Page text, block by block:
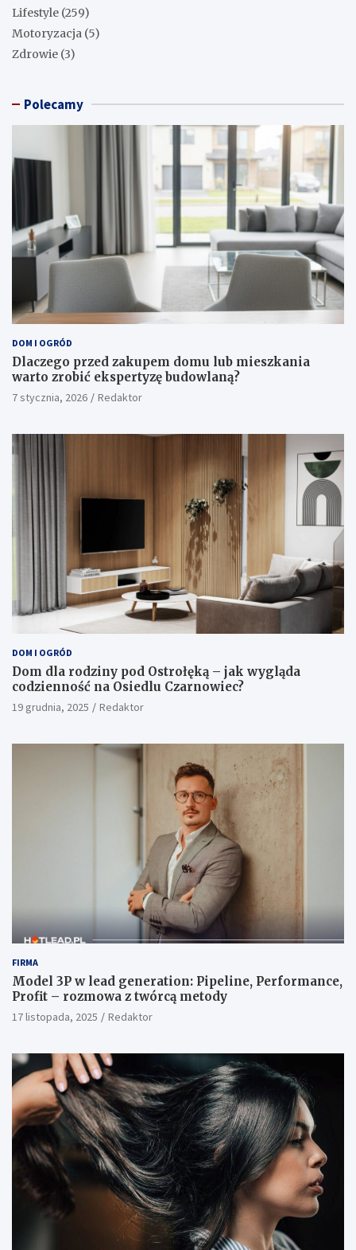
Lifestyle (259)
Motoryzacja (5)
Zdrowie (3)
Polecamy
DOM I OGRÓD
Dlaczego przed zakupem domu lub mieszkania
warto zrobić ekspertyzę budowlaną?
7 stycznia, 2026 Redaktor
DOM I OGRÓD
Dom dla rodziny pod Ostrołęką – jak wygląda
codzienność na Osiedlu Czarnowiec?
19 grudnia, 2025 Redaktor
FIRMA
Model 3P w lead generation: Pipeline, Performance,
Profit – rozmowa z twórcą metody
17 listopada, 2025 Redaktor